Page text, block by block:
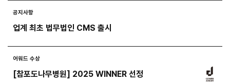
공지사항
업계 최초 법무법인 CMS 출시
어워드 수상
[참포도나무병원] 2025 WINNER 선정